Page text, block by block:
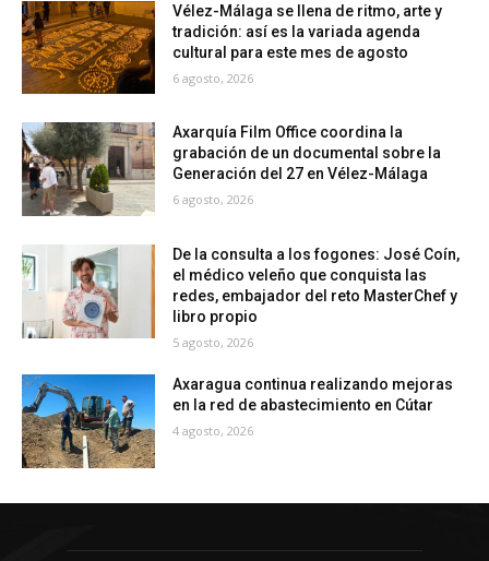
Vélez-Málaga se llena de ritmo, arte y
tradición: así es la variada agenda
cultural para este mes de agosto
6 agosto, 2026
Axarquía Film Office coordina la
grabación de un documental sobre la
Generación del 27 en Vélez-Málaga
6 agosto, 2026
De la consulta a los fogones: José Coín,
el médico veleño que conquista las
redes, embajador del reto MasterChef y
libro propio
5 agosto, 2026
Axaragua continua realizando mejoras
en la red de abastecimiento en Cútar
4 agosto, 2026